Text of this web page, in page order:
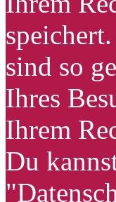
sind so
Ihres
Ihrem
Du